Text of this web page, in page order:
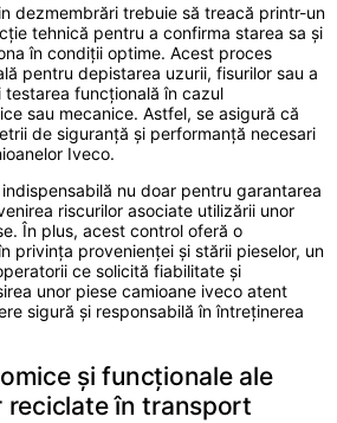
dezmembrări trebuie să treacă printr-un
tehnică pentru a confirma starea sa și
în condiții optime. Acest proces
pentru depistarea uzurii, fisurilor sau a
funcțională în cazul
sau mecanice. Astfel, se asigură că
de siguranță și performanță necesari
Iveco.
nu doar pentru garantarea
riscurilor asociate utilizării unor
În plus, acest control oferă o
privința provenienței și stării pieselor, un
ce solicită fiabilitate și
unor piese camioane iveco atent
sigură și responsabilă în întreținerea
și funcționale ale
reciclate în transport